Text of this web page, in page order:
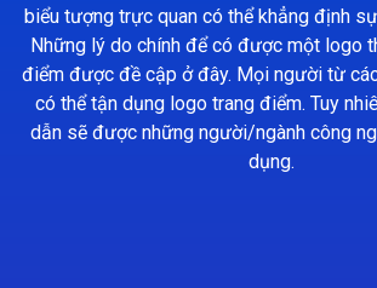
biểu tượng trực quan có thể khẳng định
Những lý do chính để có được một logo
điểm được đề cập ở đây. Mọi người từ
có thể tận dụng logo trang điểm. Tuy
dẫn sẽ được những người/ngành công
dụng.